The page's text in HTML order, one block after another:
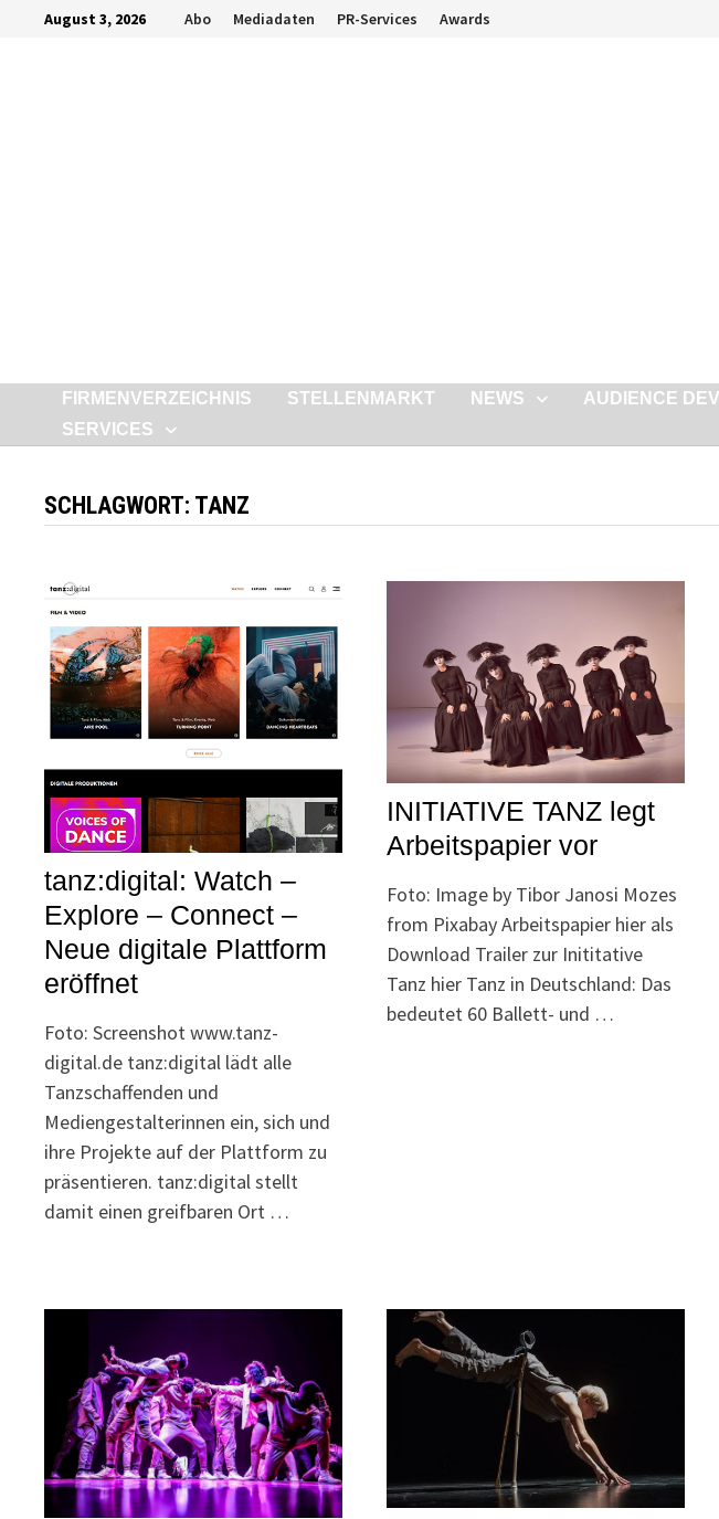
ZurückAugust 3, 2026 Abo Mediadaten PR-Services Awards
FIRMENVERZEICHNIS STELLENMARKT NEWS AUDIENCE
SERVICES
SCHLAGWORT: TANZ
tanz:digital: Watch –
Explore – Connect –
Neue digitale Plattform
eröffnet
Foto: Screenshot www.tanz-
digital.de tanz:digital lädt alle
Tanzschaffenden und
Mediengestalterinnen ein, sich und
ihre Projekte auf der Plattform zu
präsentieren. tanz:digital stellt
damit einen greifbaren Ort …
INITIATIVE TANZ legt
Arbeitspapier vor
Foto: Image by Tibor Janosi Mozes
from Pixabay Arbeitspapier hier als
Download Trailer zur Inititative
Tanz hier Tanz in Deutschland: Das
bedeutet 60 Ballett- und …